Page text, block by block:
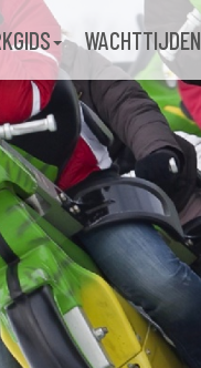
WACHTTIJDEN